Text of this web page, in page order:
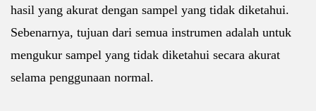
hasil yang akurat dengan sampel yang tidak diketahui.
Sebenarnya, tujuan dari semua instrumen adalah untuk
mengukur sampel yang tidak diketahui secara akurat
selama penggunaan normal.